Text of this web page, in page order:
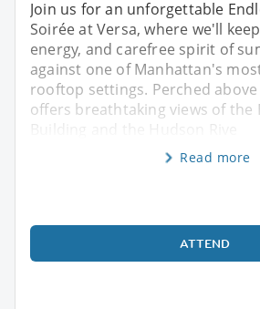
Join us for an unforgettable
Soirée at Versa, where we'll
energy, and carefree spirit of
against one of Manhattan's
rooftop settings. Perched
offers breathtaking views of the
Building and the Hudson Rive
Read more
ATTEND